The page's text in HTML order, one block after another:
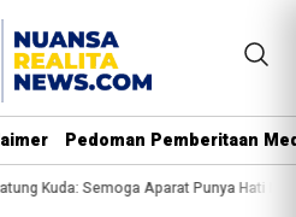
Pedoman Pemberitaan
Aparat Punya Hati Nurani Massa